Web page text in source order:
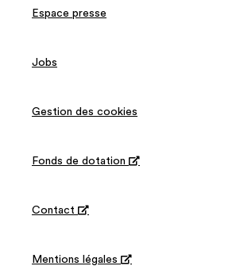
Espace presse
Jobs
Gestion des cookies
Fonds de dotation 
Contact 
Mentions légales 